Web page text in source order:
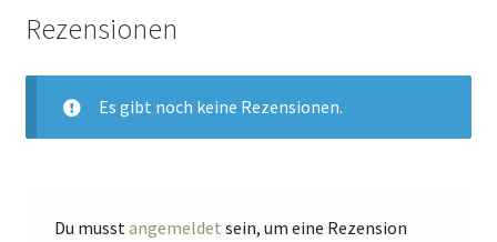
Rezensionen
Es gibt noch keine Rezensionen.
Du musst angemeldet sein, um eine Rezension